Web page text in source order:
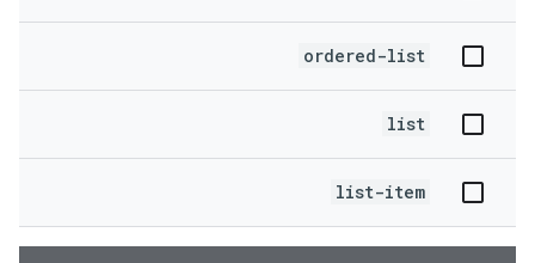
ordered-list
list
list-item